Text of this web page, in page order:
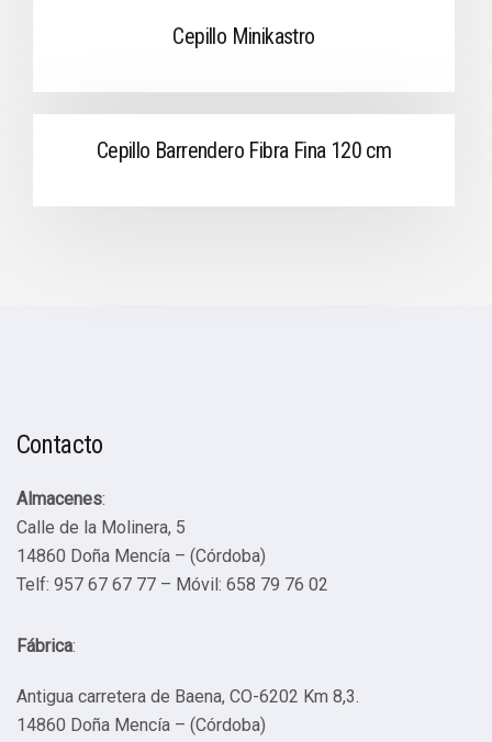
Cepillo Minikastro
Cepillo Barrendero Fibra Fina 120 cm
Contacto
Almacenes:
Calle de la Molinera, 5
14860 Doña Mencía – (Córdoba)
Telf: 957 67 67 77 – Móvil: 658 79 76 02
Fábrica:
Antigua carretera de Baena, CO-6202 Km 8,3.
14860 Doña Mencía – (Córdoba)